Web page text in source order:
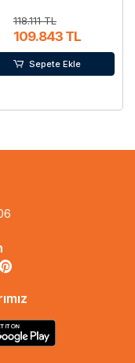
118.111 TL
109.843 TL
Sepete Ekle